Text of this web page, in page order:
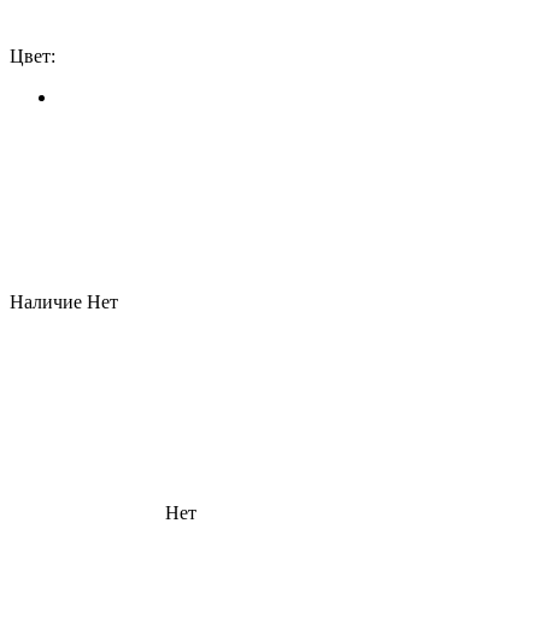
Цвет:
Наличие Нет
Нет